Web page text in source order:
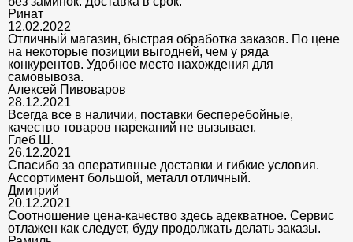
Ринат
12.02.2022
Отличный магазин, быстрая обработка заказов. По цене
на некоторые позиции выгодней, чем у ряда
конкурентов. Удобное место нахождения для
самовывоза.
Алексей Пивоваров
28.12.2021
Всегда все в наличии, поставки бесперебойные,
качество товаров нареканий не вызывает.
Глеб Ш.
26.12.2021
Спасибо за оперативные доставки и гибкие условия.
Ассортимент большой, металл отличный.
Дмитрий
20.12.2021
Соотношение цена-качество здесь адекватное. Сервис
отлажен как следует, буду продолжать делать заказы.